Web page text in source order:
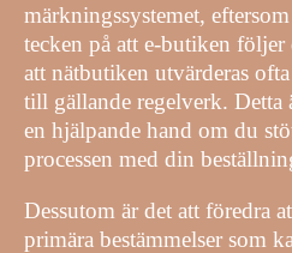
märkningssystemet,
tecken på att e-butiken följer
att nätbutiken utvärderas
till gällande regelverk. Detta
en hjälpande hand om du
processen med din
Dessutom är det att föredra
primära bestämmelser som